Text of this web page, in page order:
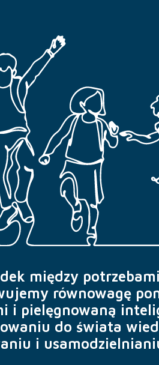
między
równowagę
i pielęgnowaną
do świata
i